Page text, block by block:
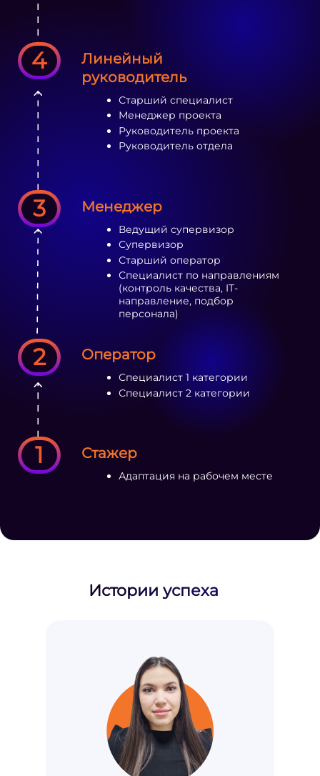
1
2
3
4
Стажер
Адаптация на рабочем месте
Оператор
Специалист 1 категории
Специалист 2 категории
Менеджер
Ведущий супервизор
Супервизор
Старший оператор
Специалист по направлениям
(контроль качества, IT-
направление, подбор
персонала)
Линейный
руководитель
Старший специалист
Менеджер проекта
Руководитель проекта
Руководитель отдела
Истории успеха